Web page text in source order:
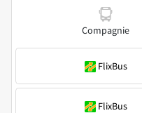
Compagnie
FlixBus
FlixBus